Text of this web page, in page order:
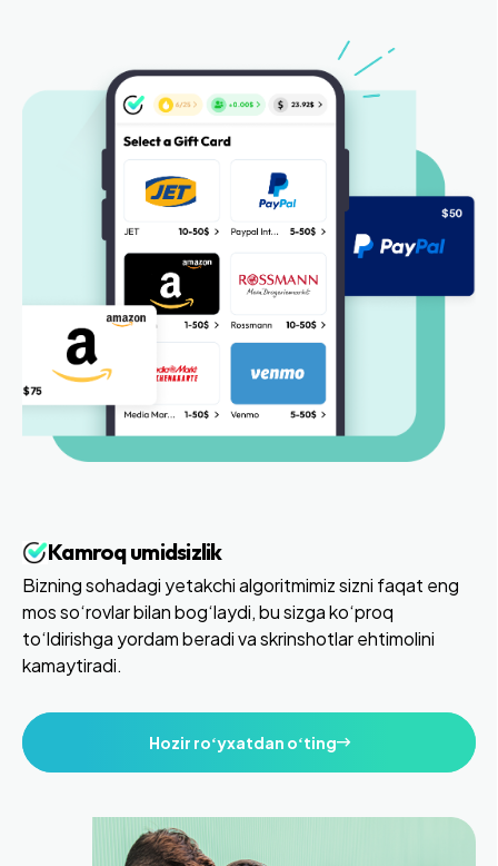
Kamroq umidsizlik
Bizning sohadagi yetakchi algoritmimiz sizni faqat eng
mos so‘rovlar bilan bog‘laydi, bu sizga ko‘proq
to‘ldirishga yordam beradi va skrinshotlar ehtimolini
kamaytiradi.
Hozir roʻyxatdan oʻting